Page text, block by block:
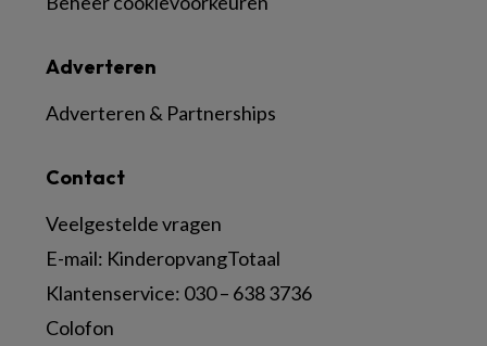
Contact
Veelgestelde vragen
E-mail: KinderopvangTotaal
Klantenservice: 030 – 638 3736
Colofon
Adverteren
Adverteren & Partnerships